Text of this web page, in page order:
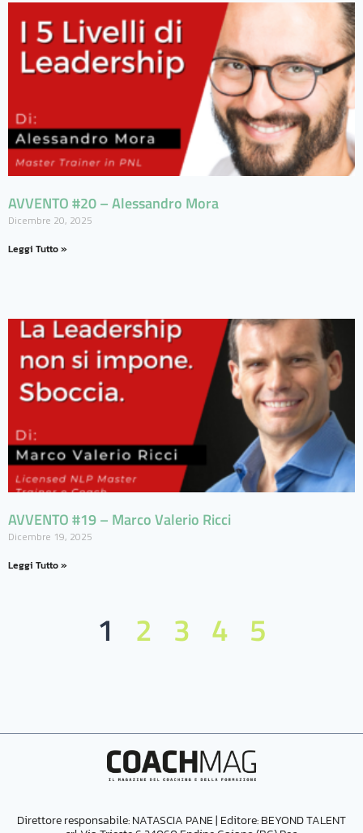
AVVENTO #20 – Alessandro Mora
Dicembre 20, 2025
Leggi Tutto »
AVVENTO #19 – Marco Valerio Ricci
Dicembre 19, 2025
Leggi Tutto »
1 2 3 4 5
Direttore responsabile: NATASCIA PANE | Editore: BEYOND TALENT